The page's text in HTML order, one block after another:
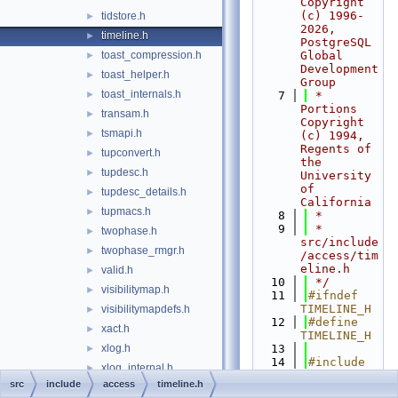
► tidstore.h
► timeline.h
► toast_compression.h
► toast_helper.h
► toast_internals.h
► transam.h
► tsmapi.h
► tupconvert.h
► tupdesc.h
► tupdesc_details.h
► tupmacs.h
► twophase.h
► twophase_rmgr.h
► valid.h
► visibilitymap.h
► visibilitymapdefs.h
► xact.h
► xlog.h
► xlog_internal.h
► xlogarchive.h
(c) 1996-
2026,
PostgreSQL
Global
Development
Group
    7
*
Portions
Copyright
(c) 1994,
Regents of
the
University
of
California
    8
*
    9
*
src/include
/access/tim
eline.h
   10
*/
   11
#ifndef
TIMELINE_H
   12
#define
TIMELINE_H
   13
   14
#include
src include access timeline.h